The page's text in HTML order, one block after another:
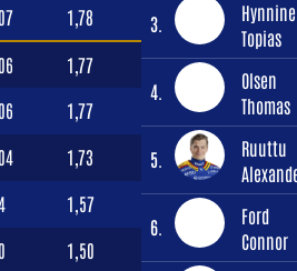
1,78
1,77
1,77
1,73
1,57
1,50
3.
Topias
4.
Olsen
Thomas
5.
Ruuttu
6.
Ford
Connor